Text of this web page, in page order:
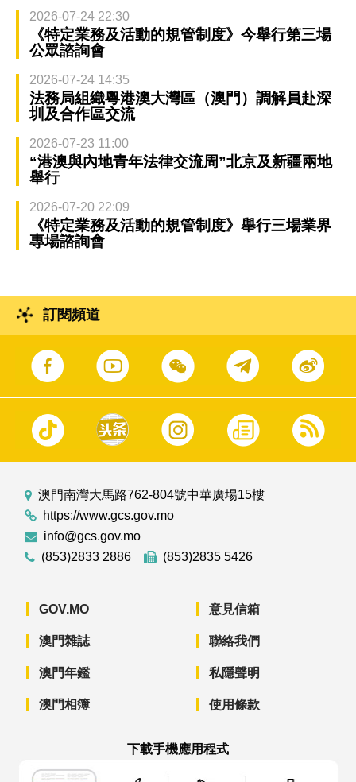
2026-07-24 22:30
《特定業務及活動的規管制度》今舉行第三場
公眾諮詢會
2026-07-24 14:35
法務局組織粵港澳大灣區（澳門）調解員赴深
圳及合作區交流
2026-07-23 11:00
“港澳與內地青年法律交流周”北京及新疆兩地
舉行
2026-07-20 22:09
《特定業務及活動的規管制度》舉行三場業界
專場諮詢會
訂閱頻道
澳門南灣大馬路762-804號中華廣場15樓
https://www.gcs.gov.mo
info@gcs.gov.mo
(853)2833 2886
(853)2835 5426
GOV.MO
澳門雜誌
澳門年鑑
澳門相簿
意見信箱
聯絡我們
私隱聲明
使用條款
下載手機應用程式